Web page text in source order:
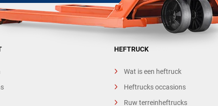
HEFTRUCK
Wat is een heftruck
Heftrucks occasions
Ruw terreinheftrucks